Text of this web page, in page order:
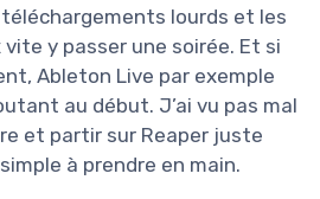
lourds et les
y passer une soirée. Et si
Ableton Live par exemple
au début. J’ai vu pas mal
et partir sur Reaper juste
à prendre en main.